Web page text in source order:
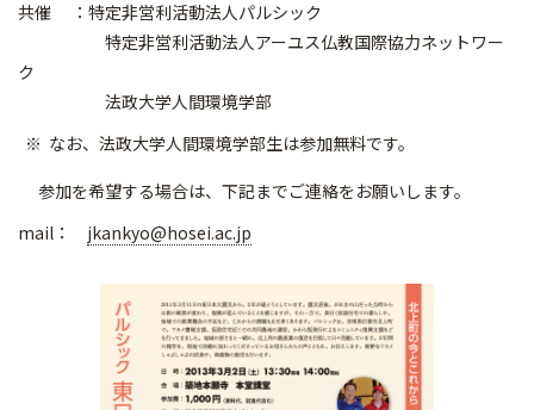
共催 ：特定非営利活動法人パルシック
特定非営利活動法人アーユス仏教国際協力ネットワー
ク
法政大学人間環境学部
なお、法政大学人間環境学部生は参加無料です。
参加を希望する場合は、下記までご連絡をお願いします。
mail： jkankyo@hosei.ac.jp